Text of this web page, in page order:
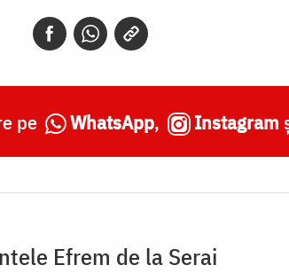
pe WhatsApp, Instagram
Efrem de la Serai